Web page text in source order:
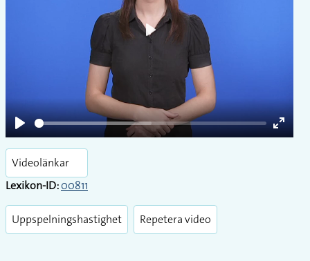
Play
Enter
Play
Videolänkar
Lexikon-ID:00811
Uppspelningshastighet Repetera video